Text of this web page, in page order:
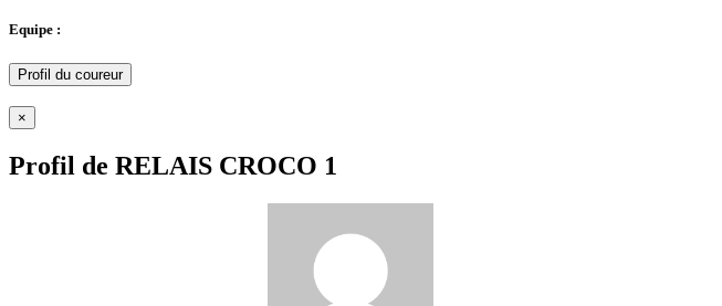
Equipe :
Profil du coureur
×
Profil de RELAIS CROCO 1